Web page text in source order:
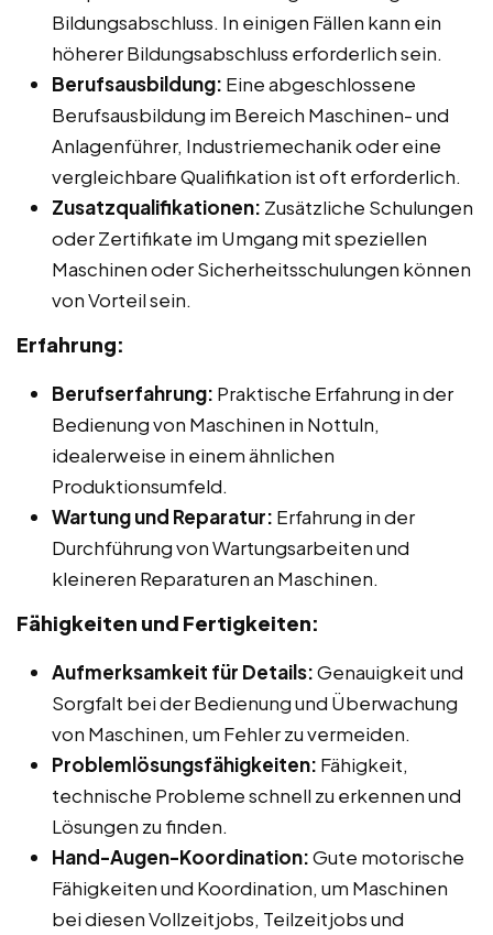
Bildungsabschluss. In einigen Fällen kann ein
höherer Bildungsabschluss erforderlich sein.
Berufsausbildung: Eine abgeschlossene
Berufsausbildung im Bereich Maschinen- und
Anlagenführer, Industriemechanik oder eine
vergleichbare Qualifikation ist oft erforderlich.
Zusatzqualifikationen: Zusätzliche Schulungen
oder Zertifikate im Umgang mit speziellen
Maschinen oder Sicherheitsschulungen können
von Vorteil sein.
Erfahrung:
Berufserfahrung: Praktische Erfahrung in der
Bedienung von Maschinen in Nottuln,
idealerweise in einem ähnlichen
Produktionsumfeld.
Wartung und Reparatur: Erfahrung in der
Durchführung von Wartungsarbeiten und
kleineren Reparaturen an Maschinen.
Fähigkeiten und Fertigkeiten:
Aufmerksamkeit für Details:Genauigkeit und
Sorgfalt bei der Bedienung und Überwachung
von Maschinen, um Fehler zu vermeiden.
Problemlösungsfähigkeiten: Fähigkeit,
technische Probleme schnell zu erkennen und
Lösungen zu finden.
Hand-Augen-Koordination:Gute motorische
Fähigkeiten und Koordination, um Maschinen
bei diesen Vollzeitjobs, Teilzeitjobs und